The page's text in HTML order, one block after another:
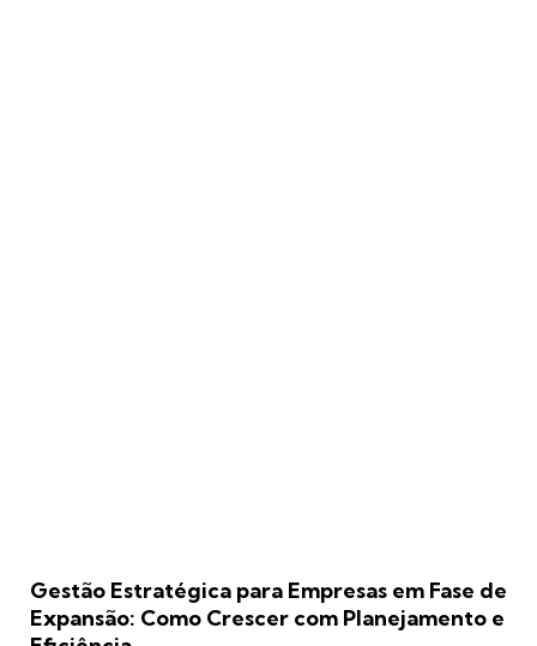
Gestão Estratégica para Empresas em Fase de
Expansão: Como Crescer com Planejamento e